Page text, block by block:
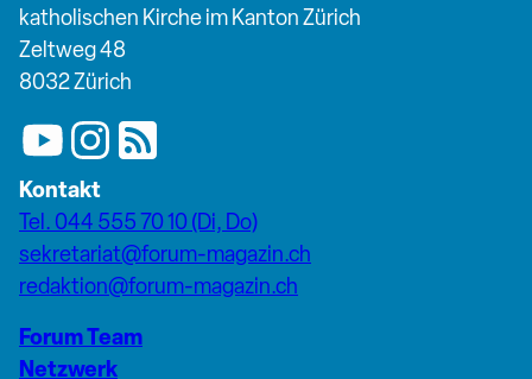
katholischen Kirche im Kanton Zürich
Zeltweg 48
8032 Zürich
Kontakt
Tel. 044 555 70 10 (Di, Do)
sekretariat@forum-magazin.ch
redaktion@forum-magazin.ch
Forum Team
Netzwerk